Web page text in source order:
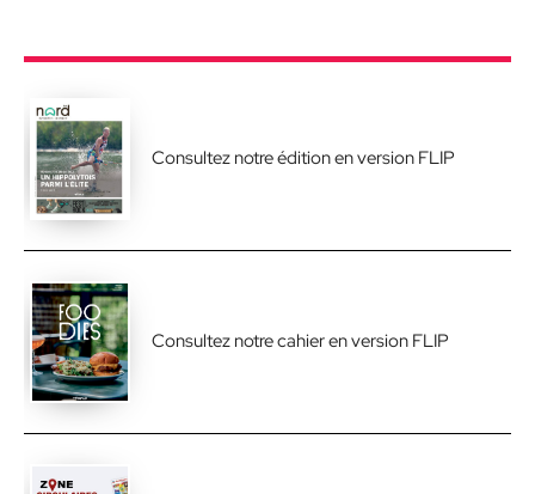
Consultez notre édition en version FLIP
Consultez notre cahier en version FLIP